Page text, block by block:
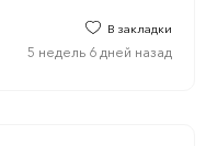
В закладки
5 недель 6 дней назад